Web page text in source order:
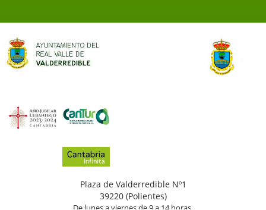
Plaza de Valderredible Nº1
39220 (Polientes)
De lunes a viernes de 9 a 14 horas.